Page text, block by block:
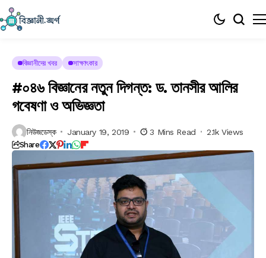
বিজ্ঞানীদের খবর সাক্ষাৎকার
#০৪৬ বিজ্ঞানের নতুন দিগন্ত: ড. তানসীর আলির
গবেষণা ও অভিজ্ঞতা
নিউজডেস্ক January 19, 2019 3 Mins Read 2.1k Views
Share